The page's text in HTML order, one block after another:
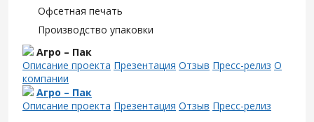
Офсетная печать
Производство упаковки
Агро – Пак
Описание проекта Презентация Отзыв Пресс-релиз О
компании
Агро – Пак
Описание проекта Презентация Отзыв Пресс-релиз